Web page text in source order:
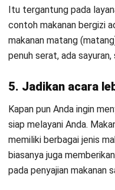
tetap terjaga kualitasnya.
4. Aplikasi
secara o
nline
Dengan menggunakan
menggunakan portal
Sehingga Anda tidak
mengelola pesanan dari
Bahkan Anda dapat